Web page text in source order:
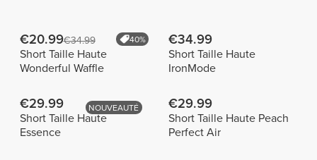
€20.99€34.99 40%
Short Taille Haute
Wonderful Waffle
€34.99
Short Taille Haute
IronMode
NOUVEAUTÉ
€29.99
Short Taille Haute
Essence
€29.99
Short Taille Haute Peach
Perfect Air